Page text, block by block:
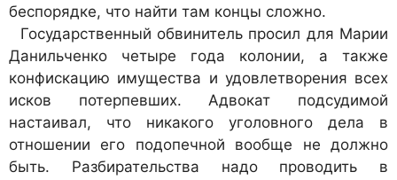
беспорядке, что найти там концы сложно.
Государственный обвинитель просил для Марии
Данильченко четыре года колонии, а также
конфискацию имущества и удовлетворения всех
исков потерпевших. Адвокат подсудимой
настаивал, что никакого уголовного дела в
отношении его подопечной вообще не должно
быть. Разбирательства надо проводить в